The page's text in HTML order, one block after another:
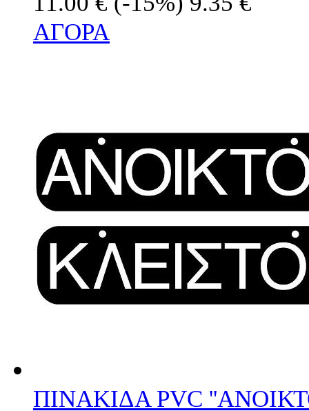
ΑΓΟΡΑ
ΠΙΝΑΚΙΔΑ PVC